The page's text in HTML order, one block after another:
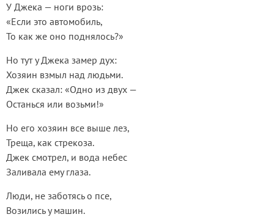
У Джека — ноги врозь:
«Если это автомобиль,
То как же оно поднялось?»
Но тут у Джека замер дух:
Хозяин взмыл над людьми.
Джек сказал: «Одно из двух —
Останься или возьми!»
Но его хозяин все выше лез,
Треща, как стрекоза.
Джек смотрел, и вода небес
Заливала ему глаза.
Люди, не заботясь о псе,
Возились у машин.